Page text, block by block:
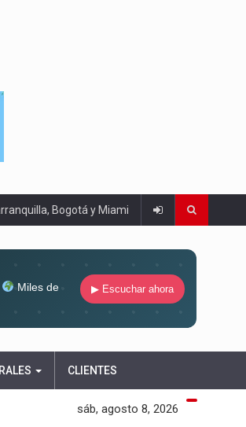
Bogotá y Miami
Miles de
▶ Escuchar ahora
CLIENTES
sáb, agosto 8, 2026